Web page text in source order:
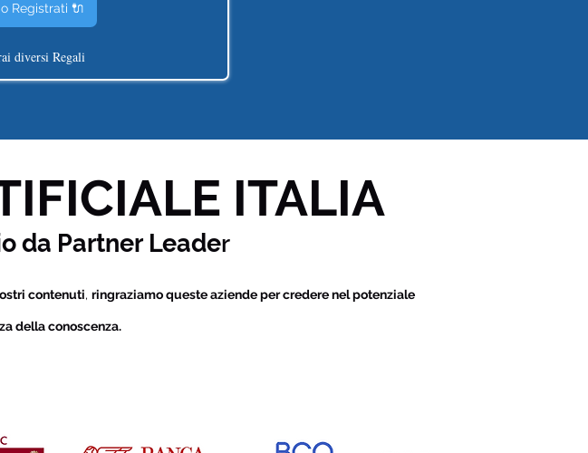
Registrati 🔌
diversi Regali
ITALIA
da Partner Leader
contenuti, ringraziamo queste aziende per credere nel potenziale
della conoscenza.